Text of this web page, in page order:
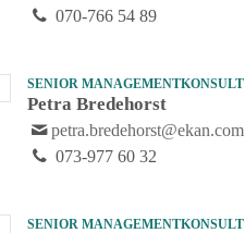
070-766 54 89
SENIOR MANAGEMENTKONSULT
Petra Bredehorst
petra.bredehorst@ekan.com
073-977 60 32
SENIOR MANAGEMENTKONSULT